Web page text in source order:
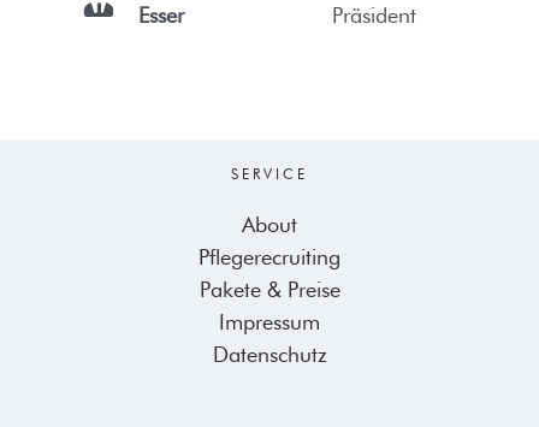
Esser
Präsident
SERVICE
About
Pflegerecruiting
Pakete & Preise
Impressum
Datenschutz